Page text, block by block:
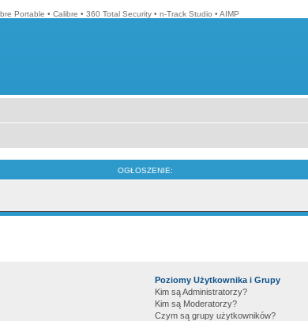
Portable • Calibre • 360 Total Security • n-Track Studio • AIMP
OGŁOSZENIE:
Poziomy Użytkownika i Grupy
Kim są Administratorzy?
Kim są Moderatorzy?
Czym są grupy użytkowników?